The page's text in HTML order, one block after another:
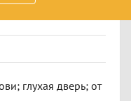
глухая дверь; от